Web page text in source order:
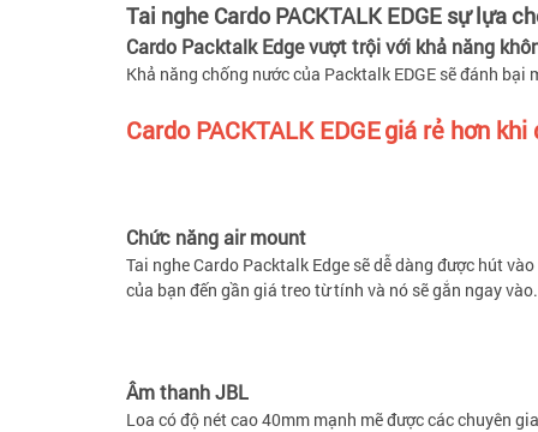
Tai nghe Cardo PACKTALK EDGE sự lựa
Cardo Packtalk Edge vượt trội với khả năng
Khả năng chống nước của Packtalk EDGE sẽ đánh
Cardo PACKTALK EDGEgiá rẻ hơn khi
Chức năng air mount
Tai nghe Cardo Packtalk Edge sẽ dễ dàng được hút
của bạn đến gần giá treo từ tính và nó sẽ gắn ngay vào.
Âm thanh JBL
Loa có độ nét cao 40mm mạnh mẽ được các chuyên